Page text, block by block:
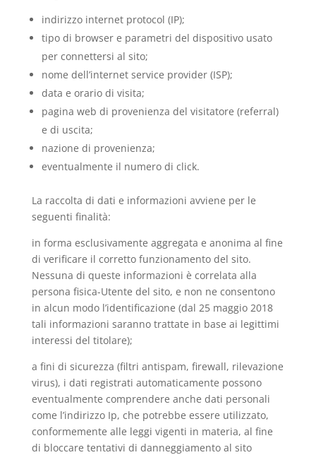
indirizzo internet protocol (IP);
tipo di browser e parametri del dispositivo usato
per connettersi al sito;
nome dell’internet service provider (ISP);
data e orario di visita;
pagina web di provenienza del visitatore (referral)
e di uscita;
nazione di provenienza;
eventualmente il numero di click.
La raccolta di dati e informazioni avviene per le
seguenti finalità:
in forma esclusivamente aggregata e anonima al fine
di verificare il corretto funzionamento del sito.
Nessuna di queste informazioni è correlata alla
persona fisica-Utente del sito, e non ne consentono
in alcun modo l’identificazione (dal 25 maggio 2018
tali informazioni saranno trattate in base ai legittimi
interessi del titolare);
a fini di sicurezza (filtri antispam, firewall, rilevazione
virus), i dati registrati automaticamente possono
eventualmente comprendere anche dati personali
come l’indirizzo Ip, che potrebbe essere utilizzato,
conformemente alle leggi vigenti in materia, al fine
di bloccare tentativi di danneggiamento al sito